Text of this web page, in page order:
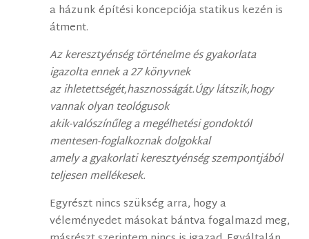
a házunk építési koncepciója statikus kezén is
átment.
Az keresztyénség történelme és gyakorlata
igazolta ennek a 27 könyvnek
az ihletettségét,hasznosságát.Úgy látszik,hogy
vannak olyan teológusok
akik-valószínűleg a megélhetési gondoktól
mentesen-foglalkoznak dolgokkal
amely a gyakorlati keresztyénség szempontjából
teljesen mellékesek.
Egyrészt nincs szükség arra, hogy a
véleményedet másokat bántva fogalmazd meg,